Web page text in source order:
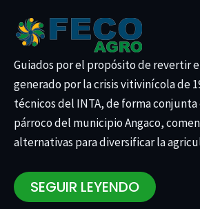
Guiados por el propósito de revertir
generado por la crisis vitivinícola de
técnicos del INTA, de forma conjunta
párroco del municipio Angaco,
alternativas para diversificar la
SEGUIR LEYENDO